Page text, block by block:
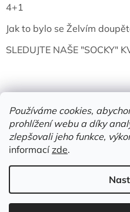
Používáme cookies,
prohlížení webu a díky
zlepšovali jeho funkce,
informacízde.
4+1
Jak to bylo se Želvím
SLEDUJTE NAŠE "SOCKY"
Copyright 2026Želví doupě |